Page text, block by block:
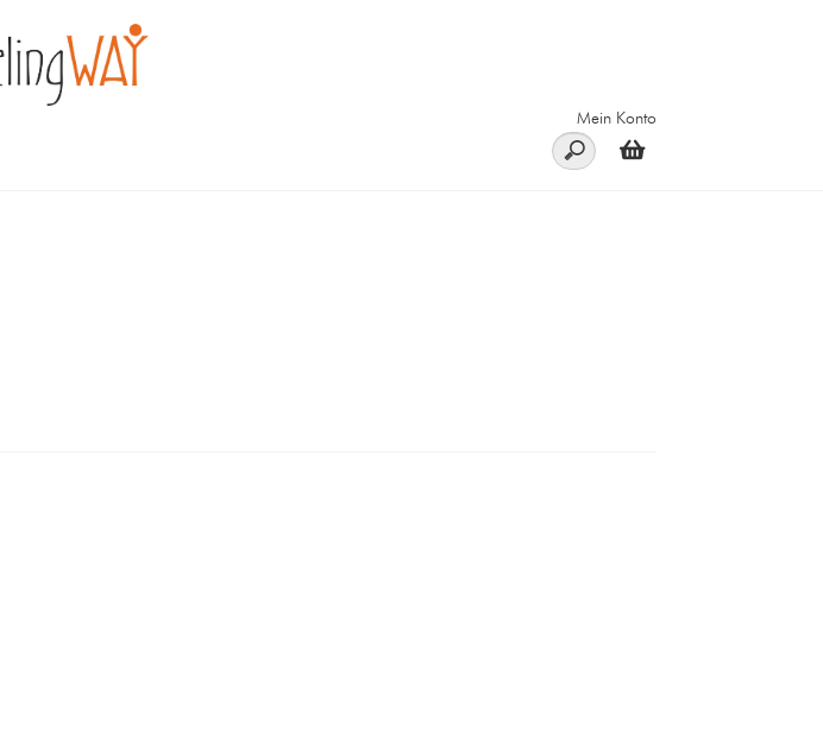
Mein Konto